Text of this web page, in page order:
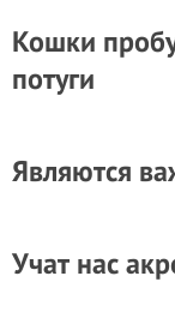
Кошки
потуги
Являются
Учат нас